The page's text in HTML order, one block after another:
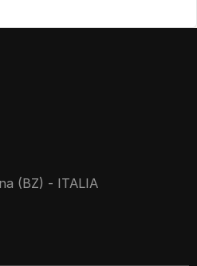
(BZ) - ITALIA